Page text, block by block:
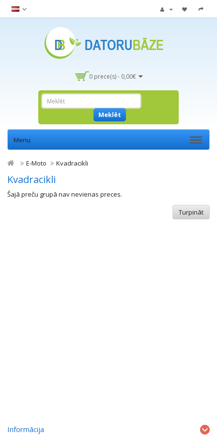
0 prece(s) - 0,00€
Meklēt
Menu
E-Moto Kvadracikli
Kvadracikli
Šajā preču grupā nav nevienas preces.
Turpināt
Informācija